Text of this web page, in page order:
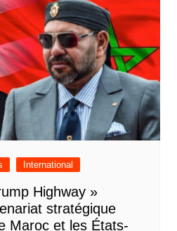
International
Highway »
stratégique
Maroc et les États-